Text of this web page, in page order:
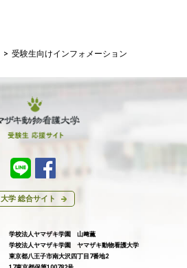
> 受験生向けインフォメーション
大学 総合サイト
学校法人ヤマザキ学園 山﨑薫
学校法人ヤマザキ学園 ヤマザキ動物看護大学
東京都八王子市南大沢四丁目7番地2